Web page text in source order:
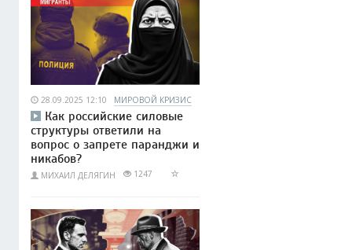
28.09.2025 12:10 МИРОВОЙ КРИЗИС
Как российские силовые
структуры ответили на
вопрос о запрете паранджи и
никабов?
МИХАИЛ ДЕЛЯГИН 1247